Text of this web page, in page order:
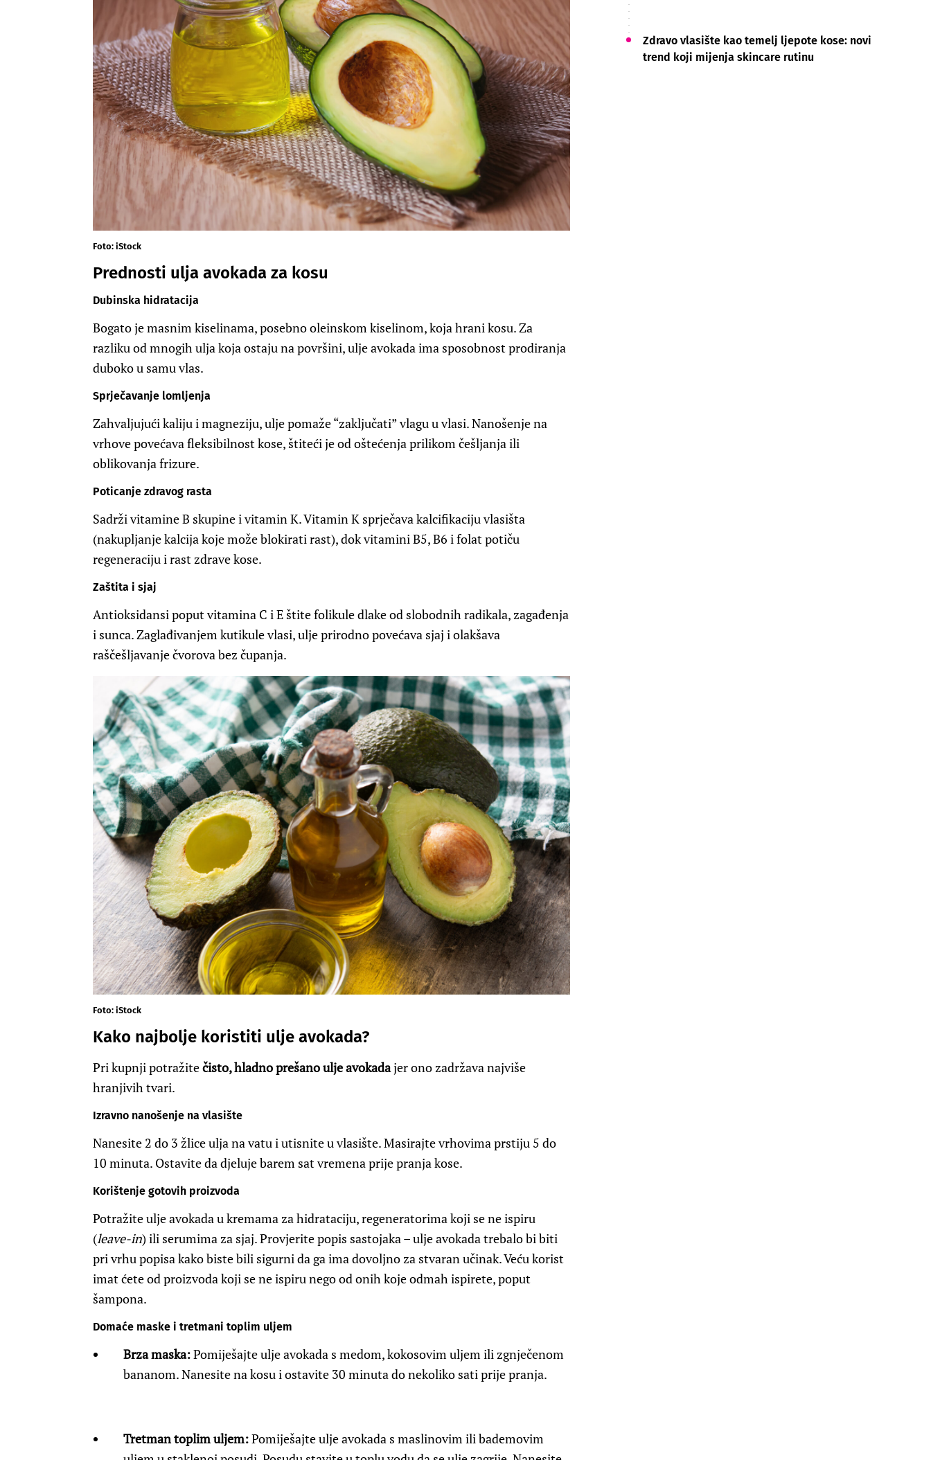
Foto: iStock
Prednosti ulja avokada za kosu
Dubinska hidratacija
Bogato je masnim kiselinama, posebno oleinskom kiselinom, koja hrani kosu. Za
razliku od mnogih ulja koja ostaju na površini, ulje avokada ima sposobnost prodiranja
duboko u samu vlas.
Sprječavanje lomljenja
Zahvaljujući kaliju i magneziju, ulje pomaže “zaključati” vlagu u vlasi. Nanošenje na
vrhove povećava fleksibilnost kose, štiteći je od oštećenja prilikom češljanja ili
oblikovanja frizure.
Poticanje zdravog rasta
Sadrži vitamine B skupine i vitamin K. Vitamin K sprječava kalcifikaciju vlasišta
(nakupljanje kalcija koje može blokirati rast), dok vitamini B5, B6 i folat potiču
regeneraciju i rast zdrave kose.
Zaštita i sjaj
Antioksidansi poput vitamina C i E štite folikule dlake od slobodnih radikala, zagađenja
i sunca. Zaglađivanjem kutikule vlasi, ulje prirodno povećava sjaj i olakšava
raščešljavanje čvorova bez čupanja.
Foto: iStock
Kako najbolje koristiti ulje avokada?
Pri kupnji potražitečisto, hladno prešano ulje avokadajer ono zadržava najviše
hranjivih tvari.
Izravno nanošenje na vlasište
Nanesite 2 do 3 žlice ulja na vatu i utisnite u vlasište. Masirajte vrhovima prstiju 5 do
10 minuta. Ostavite da djeluje barem sat vremena prije pranja kose.
Korištenje gotovih proizvoda
Potražite ulje avokada u kremama za hidrataciju, regeneratorima koji se ne ispiru
(leave-in) ili serumima za sjaj. Provjerite popis sastojaka – ulje avokada trebalo bi biti
pri vrhu popisa kako biste bili sigurni da ga ima dovoljno za stvaran učinak. Veću korist
imat ćete od proizvoda koji se ne ispiru nego od onih koje odmah ispirete, poput
šampona.
Domaće maske i tretmani toplim uljem
Brza maska:Pomiješajte ulje avokada s medom, kokosovim uljem ili zgnječenom
bananom. Nanesite na kosu i ostavite 30 minuta do nekoliko sati prije pranja.
Tretman toplim uljem:Pomiješajte ulje avokada s maslinovim ili bademovim
Zdravo vlasište kao temelj ljepote kose: novi
trend koji mijenja skincare rutinu